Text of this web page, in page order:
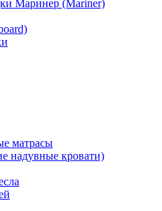
Маринер (Mariner)
матрасы
надувные кровати)